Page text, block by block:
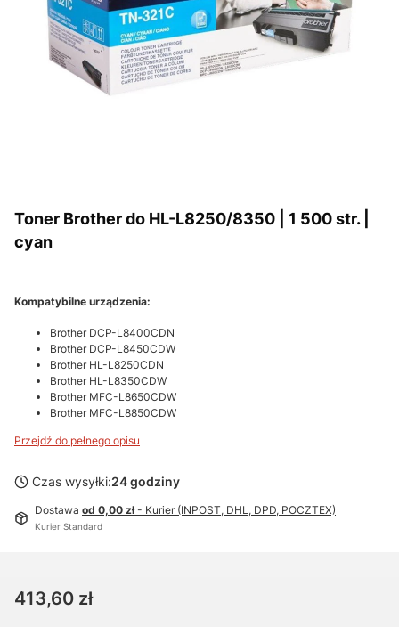
Toner Brother do HL-L8250/8350 | 1 500 str. |
cyan
Kompatybilne urządzenia:
Brother DCP-L8400CDN
Brother DCP-L8450CDW
Brother HL-L8250CDN
Brother HL-L8350CDW
Brother MFC-L8650CDW
Brother MFC-L8850CDW
Przejdź do pełnego opisu
Czas wysyłki:24 godziny
Dostawa od 0,00 zł- Kurier (INPOST, DHL, DPD, POCZTEX)
Kurier Standard
Cena
413,60 zł